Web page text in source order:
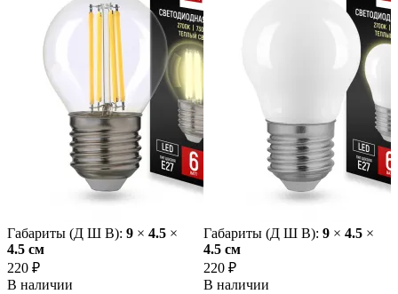
Габариты (Д Ш В): 9 × 4.5 ×
4.5 cм
220 ₽
В наличии
Габариты (Д Ш В): 9 × 4.5 ×
4.5 cм
220 ₽
В наличии